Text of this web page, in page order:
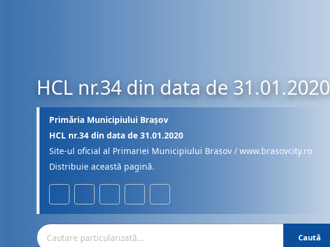
HCL nr.34 din data de 31.01.2020
Primăria Municipiului Brașov
HCL nr.34 din data de 31.01.2020
Site-ul oficial al Primariei Municipiului Brasov / www.brasovcity.ro
Distribuie această pagină.
Caută